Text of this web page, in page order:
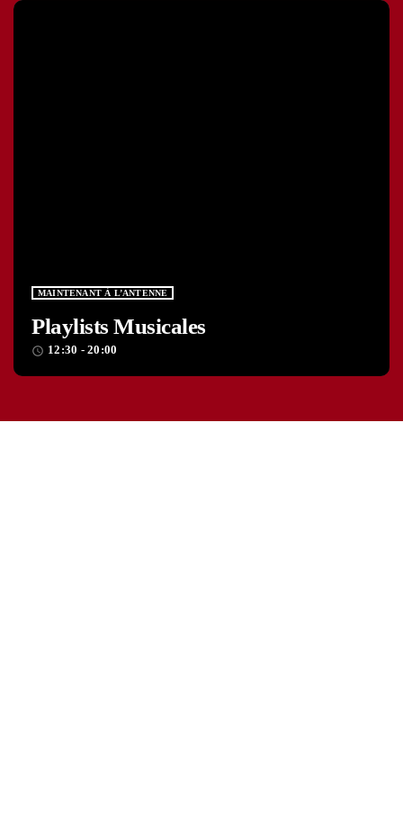
MAINTENANT À L’ANTENNE
Playlists Musicales
access_time 12:30 - 20:00